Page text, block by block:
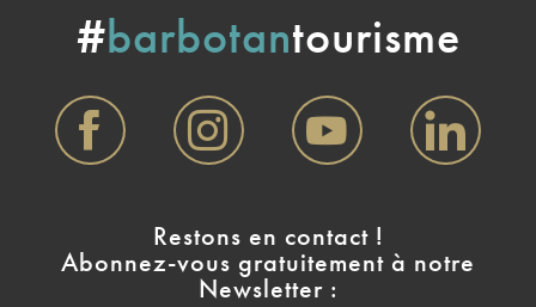
#barbotantourisme
Restons en contact !
Abonnez-vous gratuitement à notre
Newsletter :